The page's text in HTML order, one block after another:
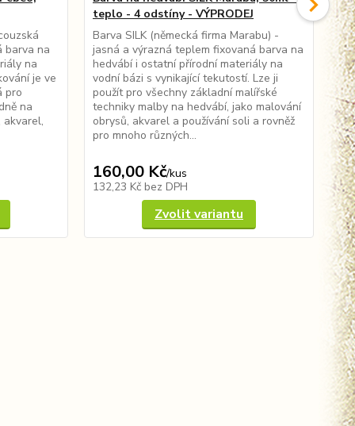
barva na
na
je ve
pro
na
akvarel,
teplo - 4 odstíny - VÝPRODEJ
Barva SILK (německá firma Marabu) -
jasná a výrazná teplem fixovaná barva na
hedvábí i ostatní přírodní materiály na
vodní bázi s vynikající tekutostí. Lze ji
použít pro všechny základní malířské
techniky malby na hedvábí, jako malování
obrysů, akvarel a používání soli a rovněž
pro mnoho různých...
160,00 Kč/kus
132,23 Kč bez DPH
Zvolit variantu